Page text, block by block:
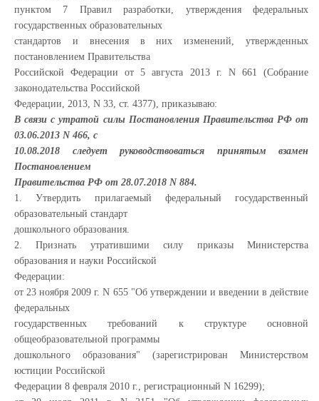
пунктом 7 Правил разработки, утверждения федеральных
государственных образовательных
стандартов и внесения в них изменений, утвержденных
постановлением Правительства
Российской Федерации от 5 августа 2013 г. N 661 (Собрание
законодательства Российской
Федерации, 2013, N 33, ст. 4377), приказываю:
В связи с утратой силы Постановления Правительства РФ от
03.06.2013 N 466, с
10.08.2018 следует руководствоваться принятым взамен
Постановлением
Правительства РФ от 28.07.2018 N 884.
1. Утвердить прилагаемый федеральный государственный
образовательный стандарт
дошкольного образования.
2. Признать утратившими силу приказы Министерства
образования и науки Российской
Федерации:
от 23 ноября 2009 г. N 655 "Об утверждении и введении в действие
федеральных
государственных требований к структуре основной
общеобразовательной программы
дошкольного образования" (зарегистрирован Министерством
юстиции Российской
Федерации 8 февраля 2010 г., регистрационный N 16299);